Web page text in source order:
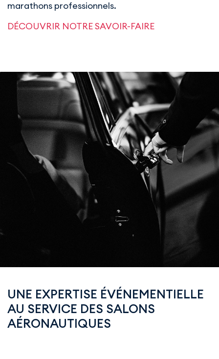
marathons professionnels.
DÉCOUVRIR NOTRE SAVOIR-FAIRE
UNE EXPERTISE ÉVÉNEMENTIELLE
AU SERVICE DES SALONS
AÉRONAUTIQUES